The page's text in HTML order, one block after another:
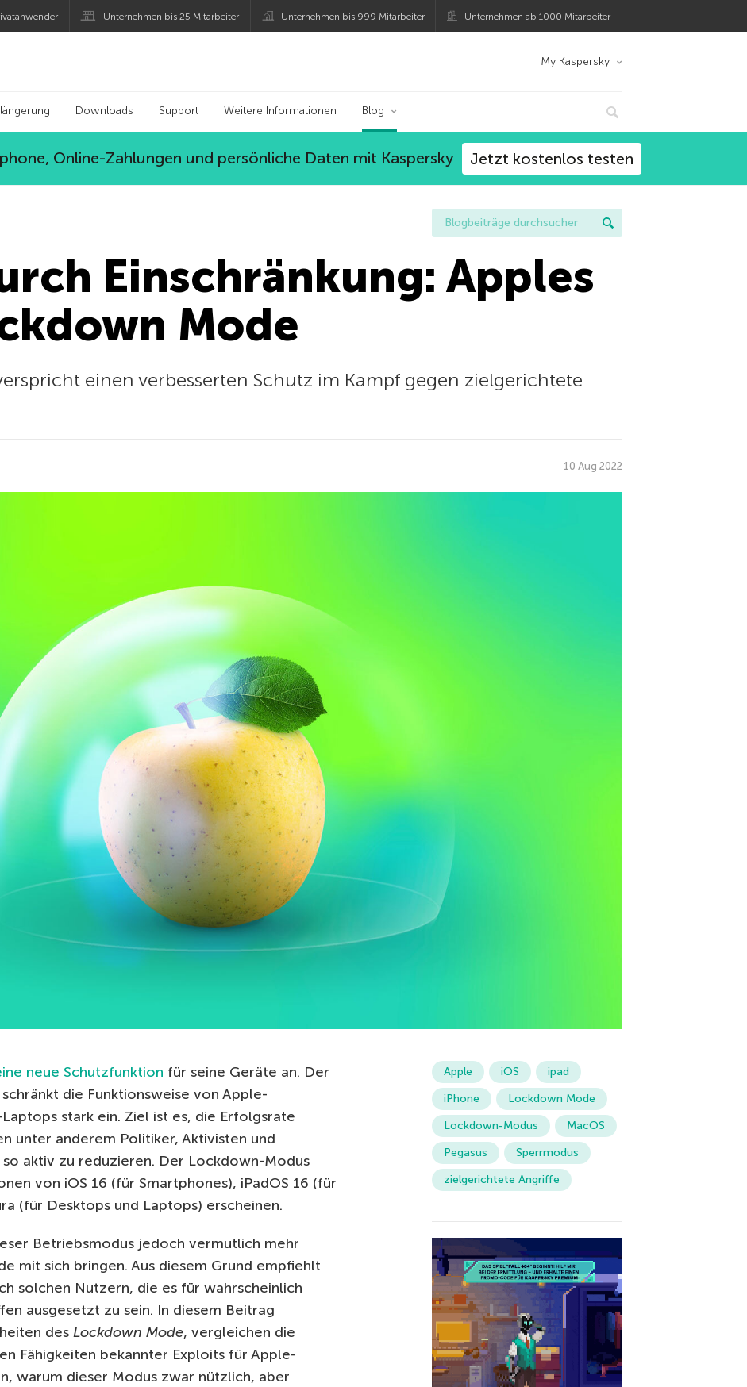
Unternehmen bis 25 Mitarbeiter Unternehmen bis 999 Mitarbeiter Unternehmen ab 1000 Mitarbeiter
Kaspersky My Kaspersky
Downloads Support Weitere Informationen Blog
Online-Zahlungen und persönliche Daten mit Kaspersky Jetzt kostenlos testen
Einschränkung: Apples
Mode
einen verbesserten Schutz im Kampf gegen zielgerichtete
10 Aug 2022
neue Schutzfunktion für seine Geräte an. Der
schränkt die Funktionsweise von Apple-
stark ein. Ziel ist es, die Erfolgsrate
unter anderem Politiker, Aktivisten und
aktiv zu reduzieren. Der Lockdown-Modus
von iOS 16 (für Smartphones), iPadOS 16 (für
(für Desktops und Laptops) erscheinen.
Betriebsmodus jedoch vermutlich mehr
mit sich bringen. Aus diesem Grund empfiehlt
solchen Nutzern, die es für wahrscheinlich
ausgesetzt zu sein. In diesem Beitrag
des Lockdown Mode, vergleichen die
Fähigkeiten bekannter Exploits für Apple-
warum dieser Modus zwar nützlich, aber
Apple iOS
ipad
iPhone
Lockdown Mode
Lockdown-Modus
MacOS
Pegasus
Sperrmodus
zielgerichtete Angriffe